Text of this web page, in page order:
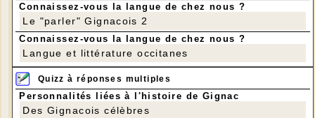
Connaissez-vous la langue de chez nous ?
Le "parler" Gignacois 2
Connaissez-vous la langue de chez nous ?
Langue et littérature occitanes
Quizz à réponses multiples
Personnalités liées à l'histoire de Gignac
Des Gignacois célèbres